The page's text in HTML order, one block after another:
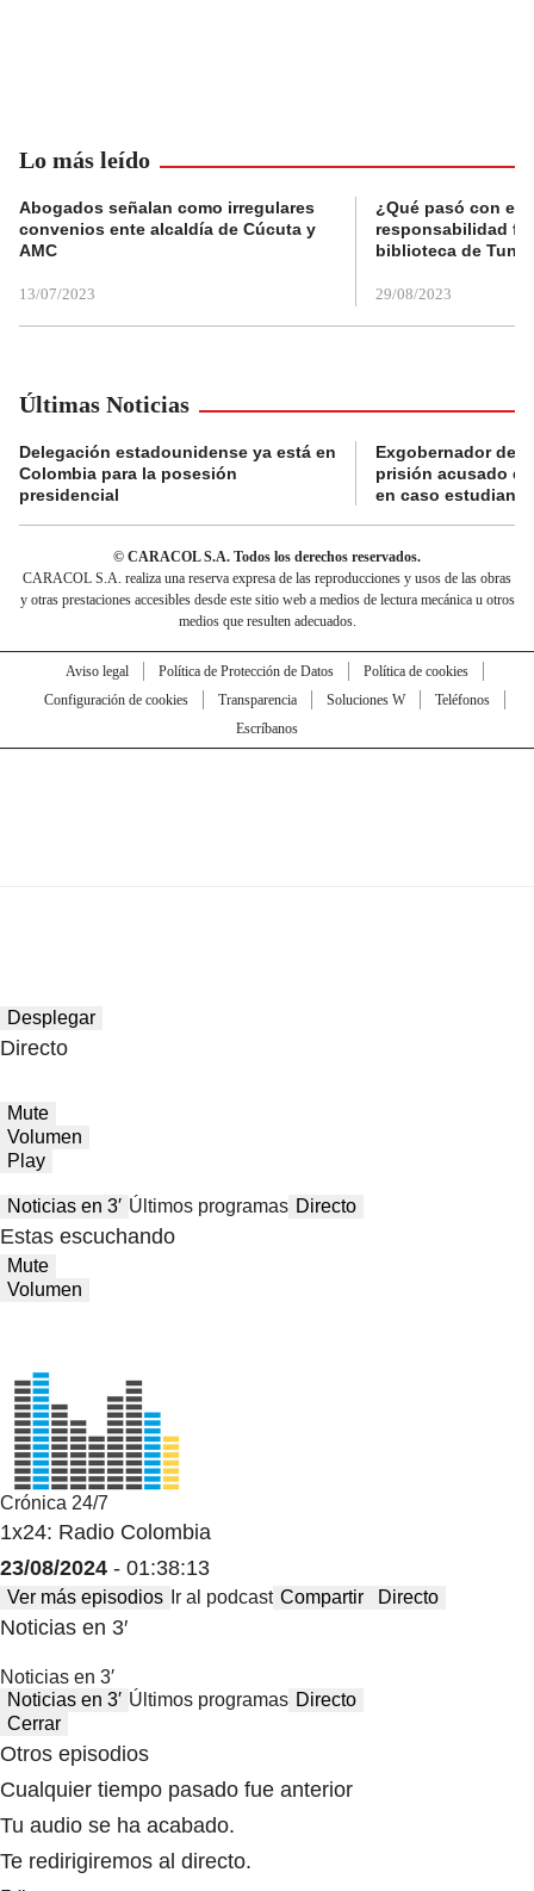
Lo más leído
Abogados señalan como irregulares
convenios ente alcaldía de Cúcuta y
AMC
13/07/2023
¿Qué pasó con el
responsabilidad
biblioteca de
29/08/2023
Últimas Noticias
Delegación estadounidense ya está en
Colombia para la posesión
presidencial
Exgobernador de
prisión acusado
en caso
© CARACOL S.A. Todos los derechos reservados.
CARACOL S.A. realiza una reserva expresa de las reproducciones y usos de las obras
y otras prestaciones accesibles desde este sitio web a medios de lectura mecánica u otros
medios que resulten adecuados.
Aviso legal Política de Protección de Datos
Política de cookies
Configuración de cookies
Transparencia Soluciones W
Teléfonos
Escríbanos
Desplegar
Directo
Mute
Volumen
Play
Noticias en 3′ Últimos programas Directo
Estas escuchando
Mute
Volumen
Crónica 24/7
1x24: Radio Colombia
23/08/2024 - 01:38:13
Ver más episodios Ir al podcast Compartir Directo
Noticias en 3′
Noticias en 3′
Noticias en 3′ Últimos programas Directo
Cerrar
Otros episodios
Cualquier tiempo pasado fue anterior
Tu audio se ha acabado.
Te redirigiremos al directo.